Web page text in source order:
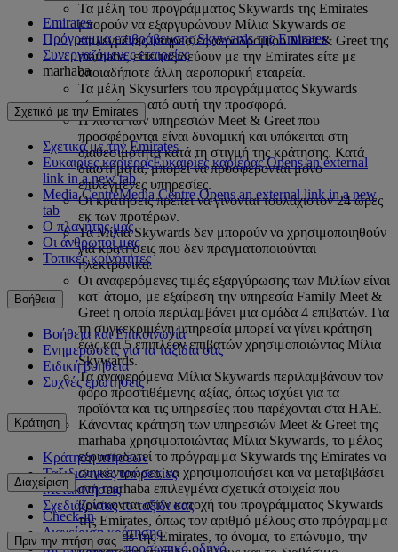
Τα μέλη του προγράμματος Skywards της Emirates
μπορούν να εξαργυρώνουν Μίλια Skywards σε
επιλεγμένες υπηρεσίες αεροδρομίου Meet & Greet της
marhaba, είτε ταξιδεύουν με την Emirates είτε με
οποιαδήποτε άλλη αεροπορική εταιρεία.
Τα μέλη Skysurfers του προγράμματος Skywards
εξαιρούνται από αυτή την προσφορά.
Η λίστα των υπηρεσιών Meet & Greet που
προσφέρονται είναι δυναμική και υπόκειται στη
διαθεσιμότητα κατά τη στιγμή της κράτησης. Κατά
διαστήματα, μπορεί να προσφέρονται μόνο
επιλεγμένες υπηρεσίες.
Οι κρατήσεις πρέπει να γίνονται τουλάχιστον 24 ώρες
εκ των προτέρων.
Τα Μίλια Skywards δεν μπορούν να χρησιμοποιηθούν
για κρατήσεις που δεν πραγματοποιούνται
ηλεκτρονικά.
Οι αναφερόμενες τιμές εξαργύρωσης των Μιλίων είναι
κατ' άτομο, με εξαίρεση την υπηρεσία Family Meet &
Greet η οποία περιλαμβάνει μια ομάδα 4 επιβατών. Για
τη συγκεκριμένη υπηρεσία μπορεί να γίνει κράτηση
έως και 5 επιπλέον επιβατών χρησιμοποιώντας Μίλια
Skywards.
Τα αναφερόμενα Μίλια Skywards περιλαμβάνουν τον
φόρο προστιθέμενης αξίας, όπως ισχύει για τα
προϊόντα και τις υπηρεσίες που παρέχονται στα ΗΑΕ.
Κάνοντας κράτηση των υπηρεσιών Meet & Greet της
marhaba χρησιμοποιώντας Μίλια Skywards, το μέλος
εξουσιοδοτεί το πρόγραμμα Skywards της Emirates να
συγκεντρώσει, να χρησιμοποιήσει και να μεταβιβάσει
στη marhaba επιλεγμένα σχετικά στοιχεία που
βρίσκονται στην κατοχή του προγράμματος Skywards
της Emirates, όπως τον αριθμό μέλους στο πρόγραμμα
Skywards της Emirates, το όνομα, το επώνυμο, την
Emirates
Πρόγραμμα επιβράβευσης Skywards της Emirates
Συνεργαζόμενες εταιρείες
marhaba
Σχετικά με την Emirates
Σχετικά με την Emirates
Ευκαιρίες καριέραςΕυκαιρίες καριέρας Opens an external
link in a new tab
Media CentreMedia Centre Opens an external link in a new
tab
Ο πλανήτης μας
Οι άνθρωποί μας
Τοπικές κοινότητες
Βοήθεια
Βοήθεια και Επικοινωνία
Ενημερώσεις για τα ταξίδια σας
Ειδική βοήθεια
Συχνές ερωτήσεις
Κράτηση
Κράτηση πτήσεων
Ταξιδιωτικές υπηρεσίες
Μετακινήσεις
Σχεδιάζοντας το ταξίδι σας
Διαχείριση
Check-in
Διαχείριση κράτησης
Μεταφορά με προσωπικό οδηγό
Πριν την πτήση σας